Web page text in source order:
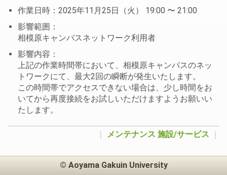
作業日時：2025年11月25日（火） 19:00 〜 21:00
影響範囲：
相模原キャンパスネットワーク利用者
影響内容：
上記の作業時間帯において、相模原キャンパスのネッ
トワークにて、最大2回の瞬断が発生いたします。
この時間帯でアクセスできない場合は、少し時間をお
いてから再度接続をお試しいただけますようお願いい
たします。
メンテナンス 施設/サービス
© Aoyama Gakuin University